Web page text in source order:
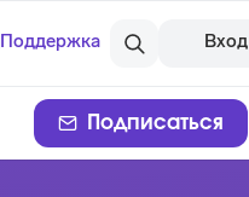
Поддержка Вход
Подписаться